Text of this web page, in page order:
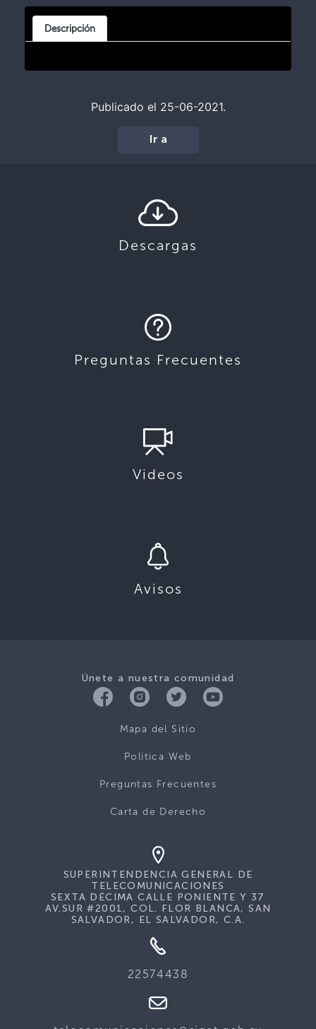
Descripción
Publicado el 25-06-2021.
Ir a
Descargas
Preguntas Frecuentes
Videos
Avisos
Únete a nuestra comunidad
Mapa del Sitio
Politica Web
Preguntas Frecuentes
Carta de Derecho
SUPERINTENDENCIA GENERAL DE
TELECOMUNICACIONES
SEXTA DÉCIMA CALLE PONIENTE Y 37
AV.SUR #2001, COL. FLOR BLANCA, SAN
SALVADOR, EL SALVADOR, C.A.
22574438